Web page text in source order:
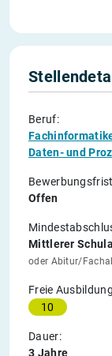
Beruf:
Daten- und
Offen
Mittlerer
oder Abitur/
Freie
10
Dauer:
3 Jahre